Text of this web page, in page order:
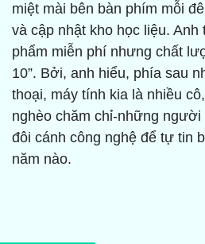
miệt mài bên bàn phím mỗi
và cập nhật kho học liệu. Anh
phẩm miễn phí nhưng chất
10”. Bởi, anh hiểu, phía sau
thoại, máy tính kia là nhiều
nghèo chăm chỉ-những
đôi cánh công nghệ để tự tin
năm nào.